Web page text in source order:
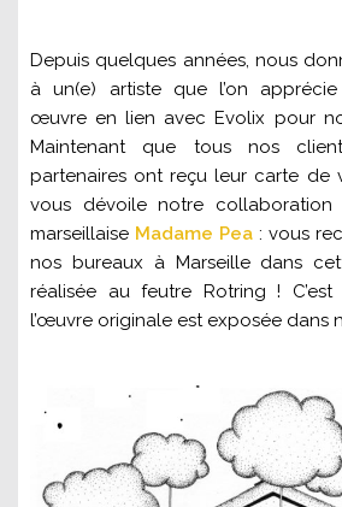
Depuis quelques années, nous
à un(e) artiste que l’on
œuvre en lien avec Evolix pour
Maintenant que tous nos
partenaires ont reçu leur carte de
vous dévoile notre collaboration
marseillaise Madame Pea : vous
nos bureaux à Marseille dans
réalisée au feutre Rotring !
l’œuvre originale est exposée dans